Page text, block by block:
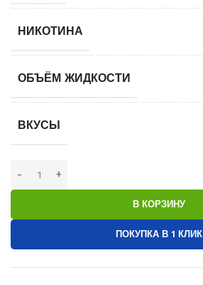
НИКОТИНА
ОБЪЁМ ЖИДКОСТИ
ВКУСЫ
В КОРЗИНУ
ПОКУПКА В 1 КЛИК